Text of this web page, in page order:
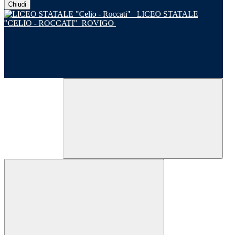
Chiudi
LICEO STATALE
"CELIO - ROCCATI" ROVIGO